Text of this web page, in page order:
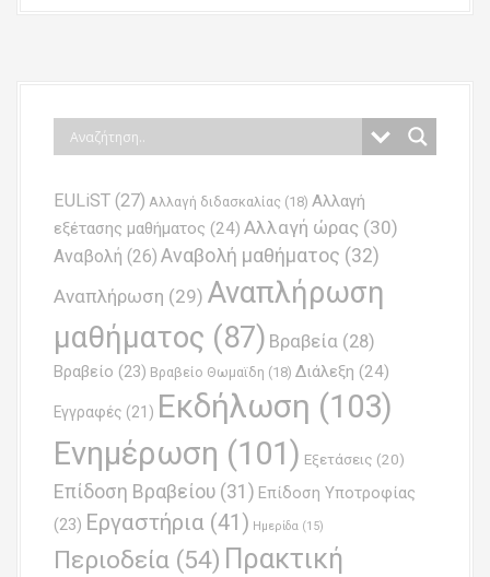
EULiST (27) Αλλαγή διδασκαλίας (18) Αλλαγή
εξέτασης μαθήματος (24) Αλλαγή ώρας (30)
Αναβολή (26) Αναβολή μαθήματος (32)
Αναπλήρωση (29) Αναπλήρωση
μαθήματος (87) Βραβεία (28)
Βραβείο (23) Βραβείο Θωμαϊδη (18) Διάλεξη (24)
Εγγραφές (21) Εκδήλωση (103)
Ενημέρωση (101) Εξετάσεις (20)
Επίδοση Βραβείου (31) Επίδοση Υποτροφίας
(23) Εργαστήρια (41) Ημερίδα (15)
Περιοδεία (54) Πρακτική